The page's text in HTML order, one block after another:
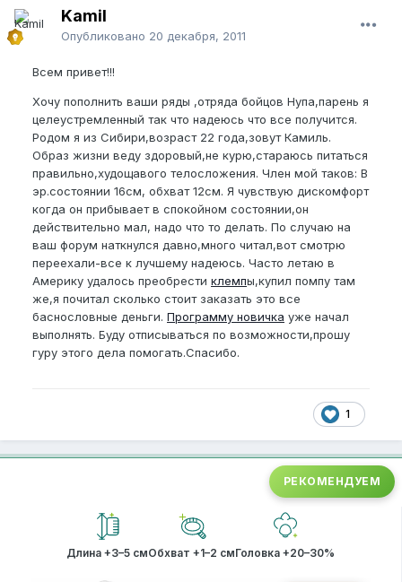
Kamil
Опубликовано 20 декабря, 2011
Всем привет!!!
Хочу пополнить ваши ряды ,отряда бойцов Нупа,парень я
целеустремленный так что надеюсь что все получится.
Родом я из Сибири,возраст 22 года,зовут Камиль.
Образ жизни веду здоровый,не курю,стараюсь питаться
правильно,худощавого телосложения. Член мой таков: В
эр.состоянии 16см, обхват 12см. Я чувствую дискомфорт
когда он прибывает в спокойном состоянии,он
действительно мал, надо что то делать. По случаю на
ваш форум наткнулся давно,много читал,вот смотрю
переехали-все к лучшему надеюсь. Часто летаю в
Америку удалось преобрести клемпы,купил помпу там
же,я почитал сколько стоит заказать это все
баснословные деньги. Программу новичка уже начал
выполнять. Буду отписываться по возможности,прошу
гуру этого дела помогать.Спасибо.
1
РЕКОМЕНДУЕМ
Длина +3–5 смОбхват +1–2 смГоловка +20–30%